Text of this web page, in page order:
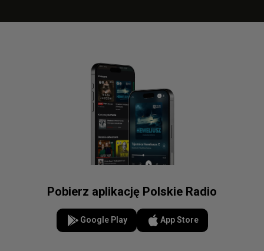
Pobierz aplikację Polskie Radio
Google Play App Store